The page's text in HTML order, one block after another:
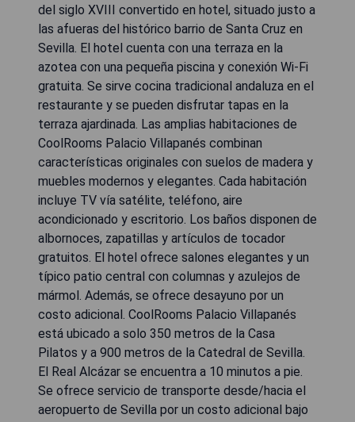
del siglo XVIII convertido en hotel, situado justo a
las afueras del histórico barrio de Santa Cruz en
Sevilla. El hotel cuenta con una terraza en la
azotea con una pequeña piscina y conexión Wi-Fi
gratuita. Se sirve cocina tradicional andaluza en el
restaurante y se pueden disfrutar tapas en la
terraza ajardinada. Las amplias habitaciones de
CoolRooms Palacio Villapanés combinan
características originales con suelos de madera y
muebles modernos y elegantes. Cada habitación
incluye TV vía satélite, teléfono, aire
acondicionado y escritorio. Los baños disponen de
albornoces, zapatillas y artículos de tocador
gratuitos. El hotel ofrece salones elegantes y un
típico patio central con columnas y azulejos de
mármol. Además, se ofrece desayuno por un
costo adicional. CoolRooms Palacio Villapanés
está ubicado a solo 350 metros de la Casa
Pilatos y a 900 metros de la Catedral de Sevilla.
El Real Alcázar se encuentra a 10 minutos a pie.
Se ofrece servicio de transporte desde/hacia el
aeropuerto de Sevilla por un costo adicional bajo